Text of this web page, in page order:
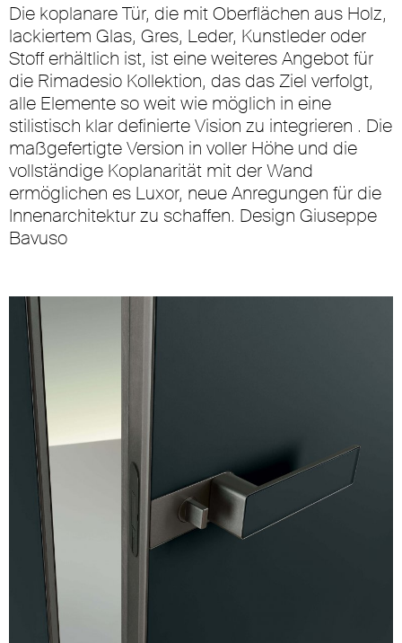
Die koplanare Tür, die mit Oberflächen aus Holz,
lackiertem Glas, Gres, Leder, Kunstleder oder
Stoff erhältlich ist, ist eine weiteres Angebot für
die Rimadesio Kollektion, das das Ziel verfolgt,
alle Elemente so weit wie möglich in eine
stilistisch klar definierte Vision zu integrieren . Die
maßgefertigte Version in voller Höhe und die
vollständige Koplanarität mit der Wand
ermöglichen es Luxor, neue Anregungen für die
Innenarchitektur zu schaffen. Design Giuseppe
Bavuso